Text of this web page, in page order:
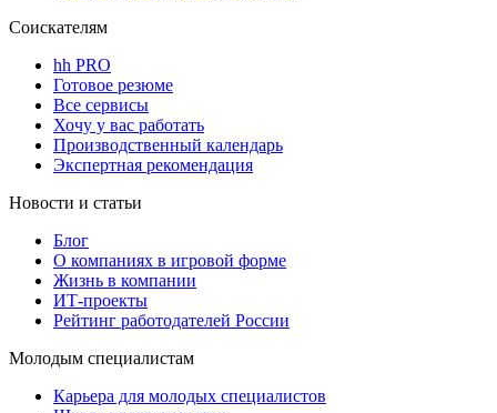
Соискателям
hh PRO
Готовое резюме
Все сервисы
Хочу у вас работать
Производственный календарь
Экспертная рекомендация
Новости и статьи
Блог
О компаниях в игровой форме
Жизнь в компании
ИТ-проекты
Рейтинг работодателей России
Молодым специалистам
Карьера для молодых специалистов